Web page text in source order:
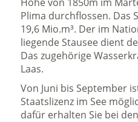
Plima durchflossen. Das
19,6 Mio.m³. Der im
liegende Stausee dient
Das zugehörige
Laas.
Von Juni bis September
Staatslizenz im See
dafür erhalten Sie bei